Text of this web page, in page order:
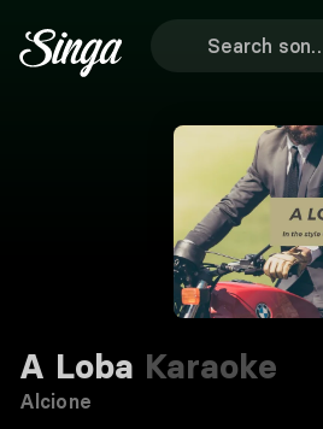
A Loba Karaoke
Alcione